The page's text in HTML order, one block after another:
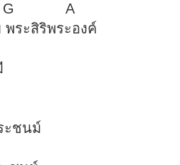
A
พระสิริพระองค์
ะชนม์